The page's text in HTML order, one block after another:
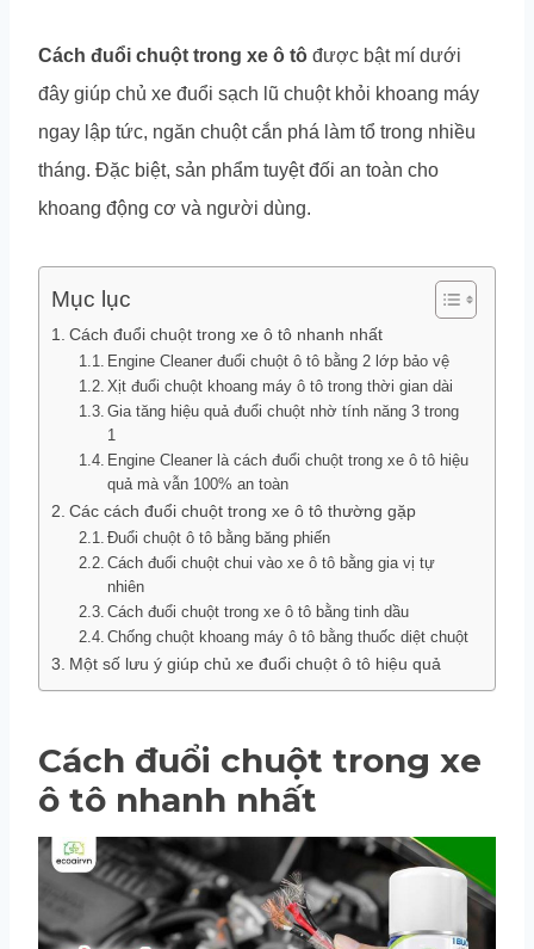
Cách đuổi chuột trong xe ô tô được bật mí dưới
đây giúp chủ xe đuổi sạch lũ chuột khỏi khoang máy
ngay lập tức, ngăn chuột cắn phá làm tổ trong nhiều
tháng. Đặc biệt, sản phẩm tuyệt đối an toàn cho
khoang động cơ và người dùng.
Mục lục
Cách đuổi chuột trong xe ô tô nhanh nhất
Engine Cleaner đuổi chuột ô tô bằng 2 lớp bảo vệ
Xịt đuổi chuột khoang máy ô tô trong thời gian dài
Gia tăng hiệu quả đuổi chuột nhờ tính năng 3 trong
1
Engine Cleaner là cách đuổi chuột trong xe ô tô hiệu
quả mà vẫn 100% an toàn
Các cách đuổi chuột trong xe ô tô thường gặp
Đuổi chuột ô tô bằng băng phiến
Cách đuổi chuột chui vào xe ô tô bằng gia vị tự
nhiên
Cách đuổi chuột trong xe ô tô bằng tinh dầu
Chống chuột khoang máy ô tô bằng thuốc diệt chuột
Một số lưu ý giúp chủ xe đuổi chuột ô tô hiệu quả
Cách đuổi chuột trong xe
ô tô nhanh nhất